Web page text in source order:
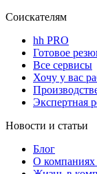
Соискателям
hh PRO
Готовое
Все сервисы
Хочу у вас
Экспертная
Новости и статьи
Блог
О компаниях